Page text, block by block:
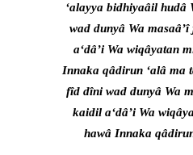
‘alayya bidhiyaâil hudâ
wad dunyâ Wa
a‘dâ’i Wa wiqâyatan
Innaka qâdirun ‘alâ ma
fîd dîni wad dunyâ Wa
kaidil a‘dâ’i Wa
hawâ Innaka